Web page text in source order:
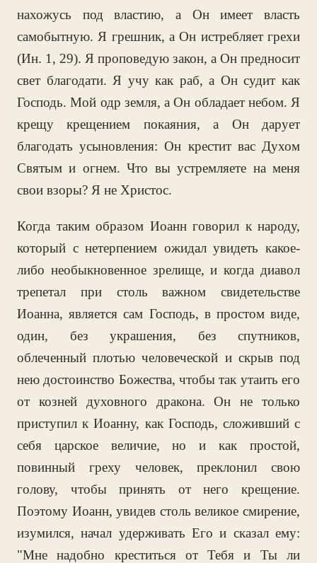
нахожусь под властию, а Он имеет власть
самобытную. Я грешник, а Он истребляет грехи
(Ин. 1, 29). Я проповедую закон, а Он предносит
свет благодати. Я учу как раб, а Он судит как
Господь. Мой одр земля, а Он обладает небом. Я
крещу крещением покаяния, а Он дарует
благодать усыновления: Он крестит вас Духом
Святым и огнем. Что вы устремляете на меня
свои взоры? Я не Христос.
Когда таким образом Иоанн говорил к народу,
который с нетерпением ожидал увидеть какое-
либо необыкновенное зрелище, и когда диавол
трепетал при столь важном свидетельстве
Иоанна, является сам Господь, в простом виде,
один, без украшения, без спутников,
облеченный плотью человеческой и скрыв под
нею достоинство Божества, чтобы так утаить его
от козней духовного дракона. Он не только
приступил к Иоанну, как Господь, сложивший с
себя царское величие, но и как простой,
повинный греху человек, преклонил свою
голову, чтобы принять от него крещение.
Поэтому Иоанн, увидев столь великое смирение,
изумился, начал удерживать Его и сказал ему:
"Мне надобно креститься от Тебя и Ты ли